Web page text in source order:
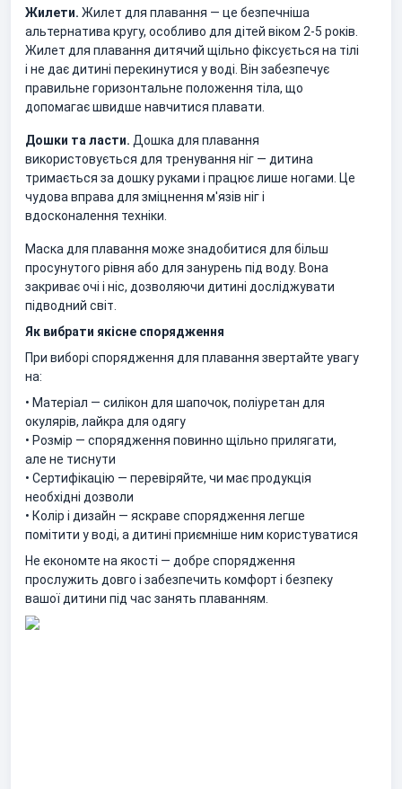
Жилети. Жилет для плавання — це безпечніша
альтернатива кругу, особливо для дітей віком 2-5 років.
Жилет для плавання дитячий щільно фіксується на тілі
і не дає дитині перекинутися у воді. Він забезпечує
правильне горизонтальне положення тіла, що
допомагає швидше навчитися плавати.
Дошки та ласти. Дошка для плавання
використовується для тренування ніг — дитина
тримається за дошку руками і працює лише ногами. Це
чудова вправа для зміцнення м'язів ніг і
вдосконалення техніки.
Маска для плавання може знадобитися для більш
просунутого рівня або для занурень під воду. Вона
закриває очі і ніс, дозволяючи дитині досліджувати
підводний світ.
Як вибрати якісне спорядження
При виборі спорядження для плавання звертайте увагу
на:
• Матеріал — силікон для шапочок, поліуретан для
окулярів, лайкра для одягу
• Розмір — спорядження повинно щільно прилягати,
але не тиснути
• Сертифікацію — перевіряйте, чи має продукція
необхідні дозволи
• Колір і дизайн — яскраве спорядження легше
помітити у воді, а дитині приємніше ним користуватися
Не економте на якості — добре спорядження
прослужить довго і забезпечить комфорт і безпеку
вашої дитини під час занять плаванням.